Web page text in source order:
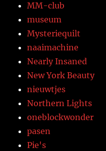
MM-club
museum
Mysteriequilt
naaimachine
Nearly Insaned
New York Beauty
nieuwtjes
Northern Lights
oneblockwonder
pasen
Pie's